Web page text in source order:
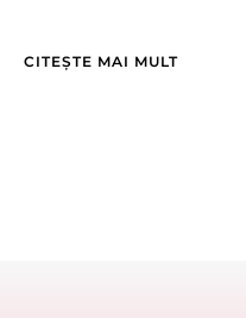
CITEȘTE MAI MULT